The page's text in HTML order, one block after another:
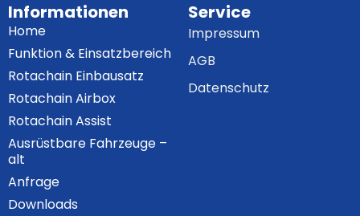
Informationen
Home
Funktion & Einsatzbereich
Rotachain Einbausatz
Rotachain Airbox
Rotachain Assist
Ausrüstbare Fahrzeuge –
alt
Anfrage
Downloads
Service
Impressum
AGB
Datenschutz